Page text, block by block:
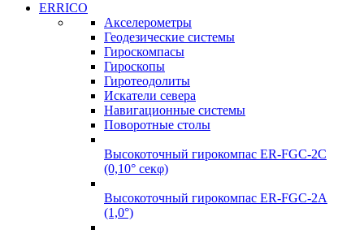
ADClab
ERRICO
Акселерометры
Геодезические системы
Гироскомпасы
Гироскопы
Гиротеодолиты
Искатели севера
Навигационные системы
Поворотные столы
Высокоточный гирокомпас ER-FGC-2C
(0,10° секφ)
Высокоточный гирокомпас ER-FGC-2A
(1,0°)